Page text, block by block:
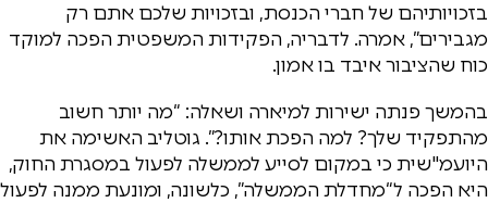
בזכויותיהם של חברי הכנסת, ובזכויות שלכם אתם רק
מגבירים”, אמרה. לדבריה, הפקידות המשפטית הפכה למוקד
כוח שהציבור איבד בו אמון.
בהמשך פנתה ישירות למיארה ושאלה: “מה יותר חשוב
מהתפקיד שלך? למה הפכת אותו?”. גוטליב האשימה את
היועמ"שית כי במקום לסייע לממשלה לפעול במסגרת החוק,
היא הפכה ל“מחדלת הממשלה”, כלשונה, ומונעת ממנה לפעול